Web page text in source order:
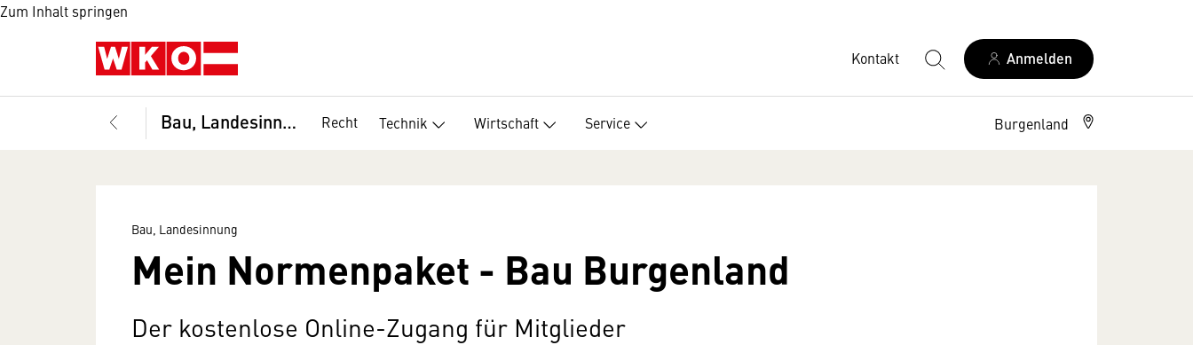
Zum Inhalt springen
Kontakt Anmelden
Bau, Landesinnung Recht Technik Wirtschaft Service Burgenland
Bau, Landesinnung
Mein Normenpaket - Bau Burgenland
Der kostenlose Online-Zugang für Mitglieder